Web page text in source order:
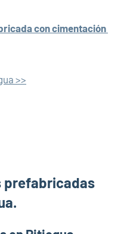
con cimentación
>>
prefabricadas